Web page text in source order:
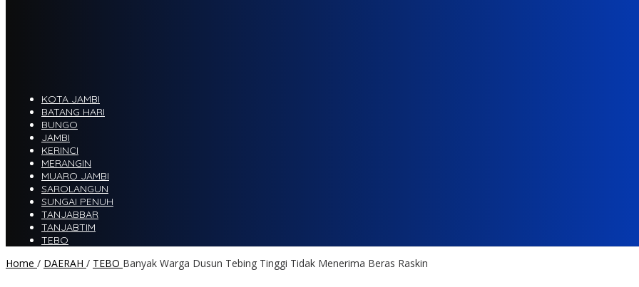
KOTA JAMBI
BATANG HARI
BUNGO
JAMBI
KERINCI
MERANGIN
MUARO JAMBI
SAROLANGUN
SUNGAI PENUH
TANJABBAR
TANJABTIM
TEBO
Home / DAERAH / TEBO Banyak Warga Dusun Tebing Tinggi Tidak Menerima Beras Raskin